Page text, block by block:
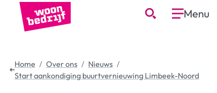
Menu
Home Over ons
Nieuws
Start aankondiging buurtvernieuwing Limbeek-Noord